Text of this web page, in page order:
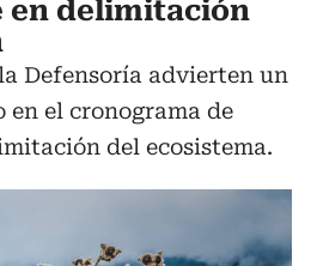
en delimitación
Defensoría advierten un
el cronograma de
del ecosistema.